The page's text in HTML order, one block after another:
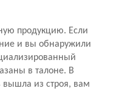
продукцию. Если
и вы обнаружили
в талоне. В
вышла из строя, вам